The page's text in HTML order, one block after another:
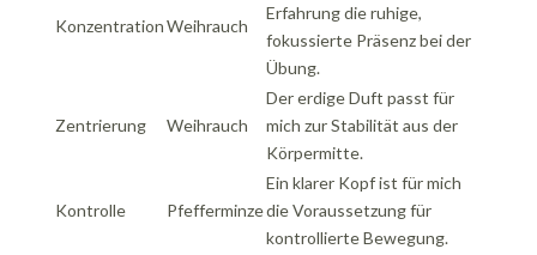
KonzentrationWeihrauch
Erfahrung die ruhige,
fokussierte Präsenz bei der
Übung.
Zentrierung Weihrauch
Der erdige Duft passt für
mich zur Stabilität aus der
Körpermitte.
Kontrolle Pfefferminze
Ein klarer Kopf ist für mich
die Voraussetzung für
kontrollierte Bewegung.